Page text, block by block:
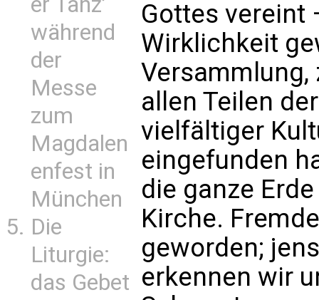
während
der
Messe
zum
Magdalen
enfest in
München
Die
Liturgie:
das Gebet
Gottes vereint
Wirklichkeit
allen Teilen
vielfältiger
eingefunden
die ganze
Kirche.
geworden;
erkennen wir